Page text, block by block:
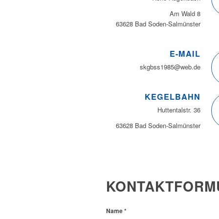
Am Wald 8
63628 Bad Soden-Salmünster
E-MAIL
skgbss1985@web.de
KEGELBAHN
Huttentalstr. 36
63628 Bad Soden-Salmünster
Name*